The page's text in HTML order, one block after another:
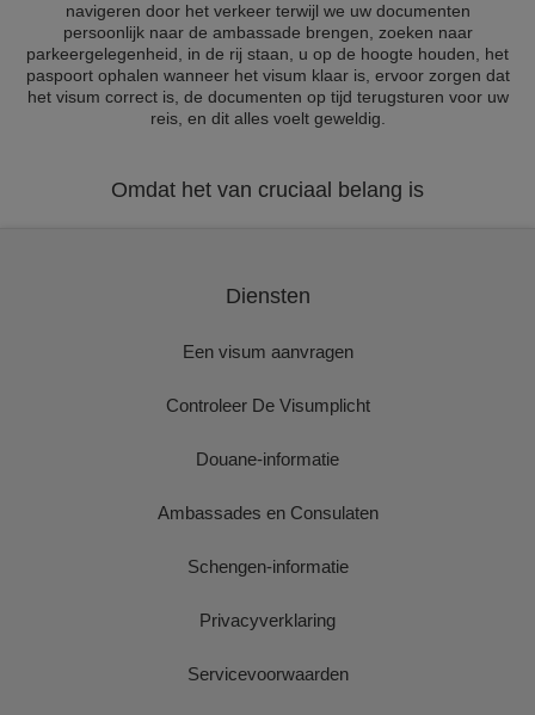
navigeren door het verkeer terwijl we uw documenten
persoonlijk naar de ambassade brengen, zoeken naar
parkeergelegenheid, in de rij staan, u op de hoogte houden, het
paspoort ophalen wanneer het visum klaar is, ervoor zorgen dat
het visum correct is, de documenten op tijd terugsturen voor uw
reis, en dit alles voelt geweldig.
Omdat het van cruciaal belang is
Diensten
Een visum aanvragen
Controleer De Visumplicht
Douane-informatie
Ambassades en Consulaten
Schengen-informatie
Privacyverklaring
Servicevoorwaarden